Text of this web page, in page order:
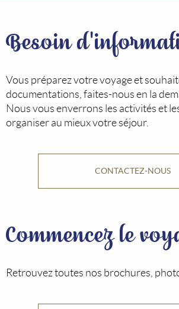
Besoin
Vous préparez votre voyage et
documentations, faites-nous en la
Nous vous enverrons les activités et
organiser au mieux votre séjour.
CONTACTEZ-NOUS
Commencez le
Retrouvez toutes nos brochures,